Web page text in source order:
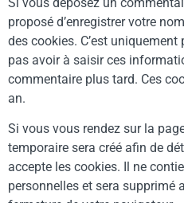
proposé d’enregistrer votre
des cookies. C’est
pas avoir à saisir ces
commentaire plus tard. Ces
an.
Si vous vous rendez sur la
temporaire sera créé afin de
accepte les cookies. Il ne
personnelles et sera supprimé